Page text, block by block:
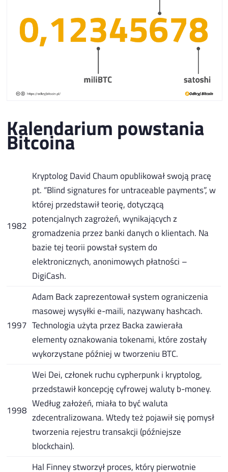
Kalendarium powstania
Bitcoina
1982
Kryptolog David Chaum opublikował swoją pracę
pt. “Blind signatures for untraceable payments”, w
której przedstawił teorię, dotyczącą
potencjalnych zagrożeń, wynikających z
gromadzenia przez banki danych o klientach. Na
bazie tej teorii powstał system do
elektronicznych, anonimowych płatności –
DigiCash.
1997
Adam Back zaprezentował system ograniczenia
masowej wysyłki e-maili, nazywany hashcach.
Technologia użyta przez Backa zawierała
elementy oznakowania tokenami, które zostały
wykorzystane później w tworzeniu BTC.
1998
Wei Dei, członek ruchu cypherpunk i kryptolog,
przedstawił koncepcję cyfrowej waluty b-money.
Według założeń, miała to być waluta
zdecentralizowana. Wtedy też pojawił się pomysł
tworzenia rejestru transakcji (późniejsze
blockchain).
Hal Finney stworzył proces, który pierwotnie